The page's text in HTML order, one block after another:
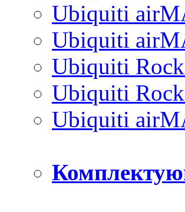
Ubiquiti
Ubiquiti
Ubiquiti
Ubiquiti
Ubiquiti